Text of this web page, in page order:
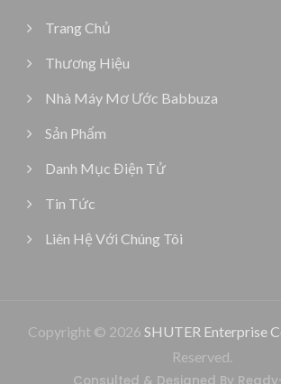
Trang Chủ
Thương Hiệu
Nhà Máy Mơ Ước Babbuza
Sản Phẩm
Danh Mục Điện Tử
Tin Tức
Liên Hệ Với Chúng Tôi
Copyright © 2026 SHUTER Enterprise
Reserved.